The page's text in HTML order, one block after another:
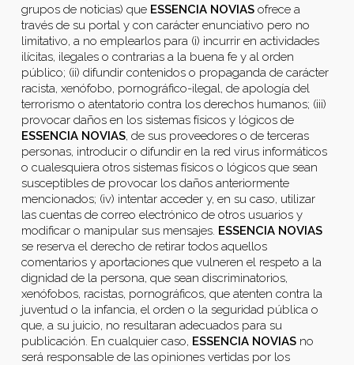
grupos de noticias) que ESSENCIA NOVIASofrece a
través de su portal y con carácter enunciativo pero no
limitativo, a no emplearlos para (i) incurrir en actividades
ilícitas, ilegales o contrarias a la buena fe y al orden
público; (ii) difundir contenidos o propaganda de carácter
racista, xenófobo, pornográfico-ilegal, de apología del
terrorismo o atentatorio contra los derechos humanos; (iii)
provocar daños en los sistemas físicos y lógicos de
ESSENCIA NOVIAS, de sus proveedores o de terceras
personas, introducir o difundir en la red virus informáticos
o cualesquiera otros sistemas físicos o lógicos que sean
susceptibles de provocar los daños anteriormente
mencionados; (iv) intentar acceder y, en su caso, utilizar
las cuentas de correo electrónico de otros usuarios y
modificar o manipular sus mensajes. ESSENCIA NOVIAS
se reserva el derecho de retirar todos aquellos
comentarios y aportaciones que vulneren el respeto a la
dignidad de la persona, que sean discriminatorios,
xenófobos, racistas, pornográficos, que atenten contra la
juventud o la infancia, el orden o la seguridad pública o
que, a su juicio, no resultaran adecuados para su
publicación. En cualquier caso, ESSENCIA NOVIASno
será responsable de las opiniones vertidas por los